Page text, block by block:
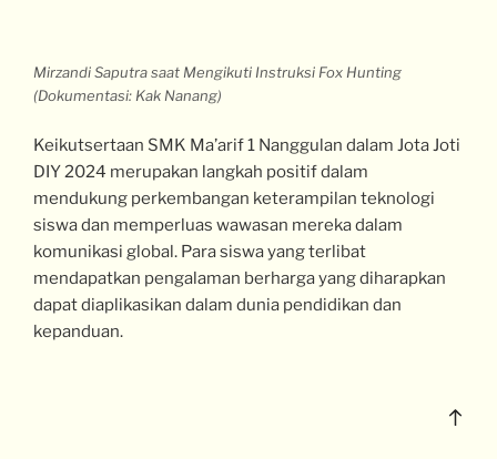
Mirzandi Saputra saat Mengikuti Instruksi Fox Hunting
(Dokumentasi: Kak Nanang)
Keikutsertaan SMK Ma’arif 1 Nanggulan dalam Jota Joti
DIY 2024 merupakan langkah positif dalam
mendukung perkembangan keterampilan teknologi
siswa dan memperluas wawasan mereka dalam
komunikasi global. Para siswa yang terlibat
mendapatkan pengalaman berharga yang diharapkan
dapat diaplikasikan dalam dunia pendidikan dan
kepanduan.